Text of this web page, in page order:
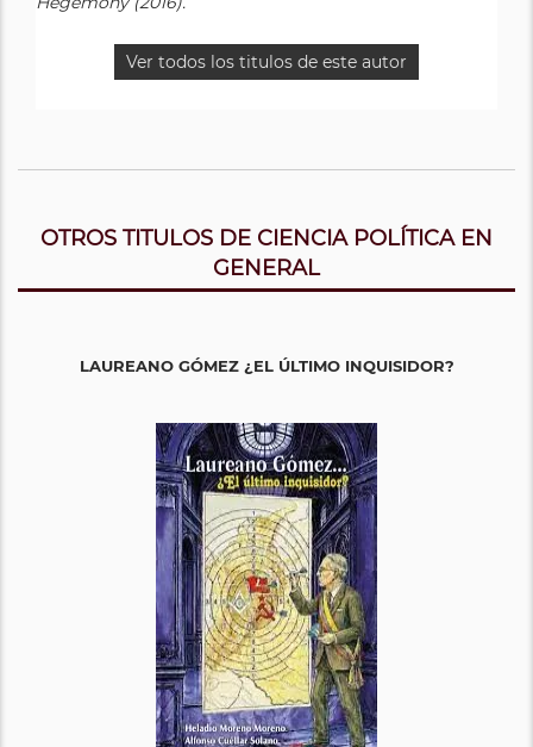
Ver todos los titulos de este autor
OTROS TITULOS DE CIENCIA POLÍTICA EN
GENERAL
LAUREANO GÓMEZ ¿EL ÚLTIMO INQUISIDOR?